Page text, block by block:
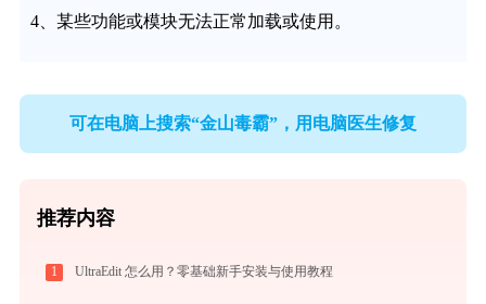
4、某些功能或模块无法正常加载或使用。
可在电脑上搜索“金山毒霸”，用电脑医生修复
推荐内容
1 UltraEdit 怎么用？零基础新手安装与使用教程